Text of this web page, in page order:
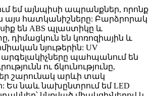
եմ այնպիսի ապրանքներ, որոնք
այս հատկանիշները: Բարձրորակ
են ABS պլաստիկը և
դիմացկուն են կոռոզիային և
նյութերին: UV
պահպանում են
ու ճկունությունը,
շարունակ արևի տակ
Ես նաև նախընտրում եմ LED